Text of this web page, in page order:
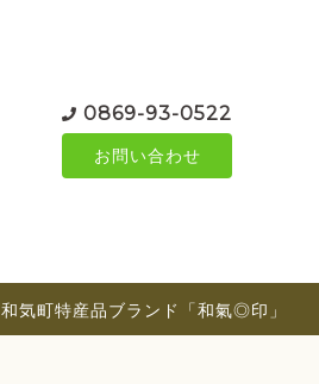
0869-93-0522
お問い合わせ
和気町特産品ブランド「和氣◎印」